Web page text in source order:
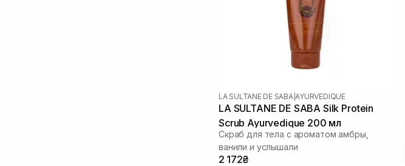
LA SULTANE DE SABA AYURVEDIQUE
LA SULTANE DE SABA Silk Protein
Scrub Ayurvedique 200 мл
Скраб для тела с ароматом амбры,
ванили и услышали
2 172₴